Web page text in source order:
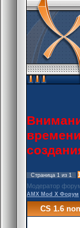
Страница 1 из 1
1
Модератор
AMX Mod X Форум
CS 1.6